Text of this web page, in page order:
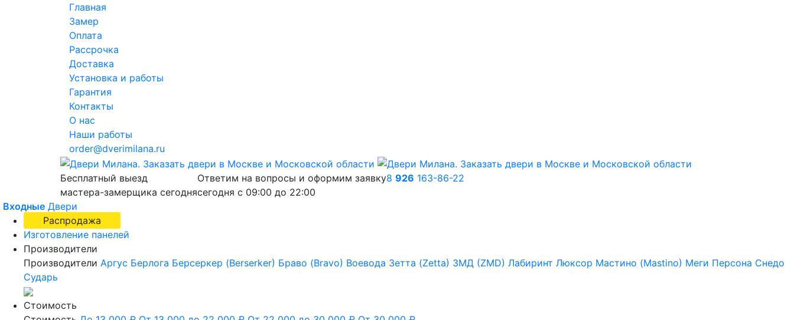
Главная
Замер
Оплата
Рассрочка
Доставка
Установка и работы
Гарантия
Контакты
О нас
Наши работы
order@dverimilana.ru
Бесплатный выезд
мастера-замерщика сегодня
Ответим на вопросы и оформим заявку
сегодня с 09:00 до 22:00
8 926 163-86-22
Входные Двери
Распродажа
Изготовление панелей
Производители
Производители Аргус Берлога Берсеркер (Berserker) Браво (Bravo) Воевода Зетта (Zetta) ЗМД (ZMD) Лабиринт Люксор Мастино (Mastino) Меги Персона Снедо
Сударь
Стоимость